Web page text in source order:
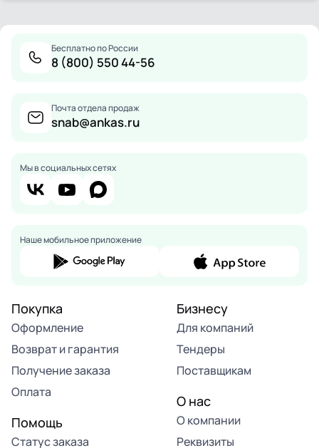
Бесплатно по России
8 (800) 550 44-56
Почта отдела продаж
snab@ankas.ru
Мы в социальных сетях
Наше мобильное приложение
Покупка
Оформление
Возврат и гарантия
Получение заказа
Оплата
Помощь
Статус заказа
Бизнесу
Для компаний
Тендеры
Поставщикам
О нас
О компании
Реквизиты